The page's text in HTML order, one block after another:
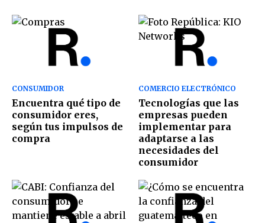
CONSUMIDOR
Encuentra qué tipo de
consumidor eres,
según tus impulsos de
compra
COMERCIO ELECTRÓNICO
Tecnologías que las
empresas pueden
implementar para
adaptarse a las
necesidades del
consumidor